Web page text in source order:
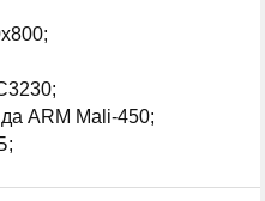
ARM Mali-450;